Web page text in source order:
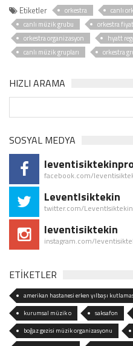
Etiketler orkestra canlı
canlı müzik grubu
orkestra
orkestra organizasyon
hyatt
canlı müzik grupları
orkestra
HIZLI ARAMA
SOSYAL MEDYA
facebook.com/
LeventIsiktekin
twitter.com/LeventIsiktekin
leventisiktekin
instagram.com/
ETİKETLER
amerikan hastanesi erken yılbaşı
kurumsal müzik o
saksafon
boğaz gezisi müzik organizasyonu